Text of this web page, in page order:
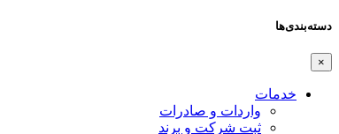
دسته‌بندی‌ها
×
خدمات
واردات و صادرات
ثبت شرکت و برند